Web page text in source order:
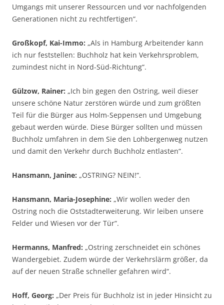
Umgangs mit unserer Ressourcen und vor nachfolgenden
Generationen nicht zu rechtfertigen“.
Großkopf, Kai-Immo: „Als in Hamburg Arbeitender kann
ich nur feststellen: Buchholz hat kein Verkehrsproblem,
zumindest nicht in Nord-Süd-Richtung“.
Gülzow, Rainer: „Ich bin gegen den Ostring, weil dieser
unsere schöne Natur zerstören würde und zum größten
Teil für die Bürger aus Holm-Seppensen und Umgebung
gebaut werden würde. Diese Bürger sollten und müssen
Buchholz umfahren in dem Sie den Lohbergenweg nutzen
und damit den Verkehr durch Buchholz entlasten“.
Hansmann, Janine: „OSTRING? NEIN!“.
Hansmann, Maria-Josephine: „Wir wollen weder den
Ostring noch die Oststadterweiterung. Wir leiben unsere
Felder und Wiesen vor der Tür“.
Hermanns, Manfred: „Ostring zerschneidet ein schönes
Wandergebiet. Zudem würde der Verkehrslärm größer, da
auf der neuen Straße schneller gefahren wird“.
Hoff, Georg: „Der Preis für Buchholz ist in jeder Hinsicht zu